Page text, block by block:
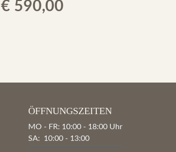
Original
€ 1.670,00.
€ 590,00
€ 590,00.
ÖFFNUNGSZEITEN
MO - FR: 10:00 - 18:00 Uhr
SA: 10:00 - 13:00